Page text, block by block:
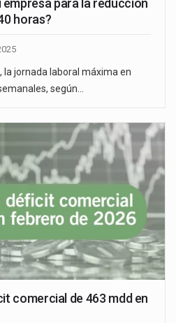
para la reducción
horas?
la jornada laboral máxima en
según…
comercial de 463 mdd en